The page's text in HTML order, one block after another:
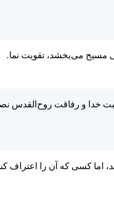
مسيح می‌بخشد، تقويت نما.
خدا و رفاقت روح‌القدس
اما كسی كه آن را اعتراف